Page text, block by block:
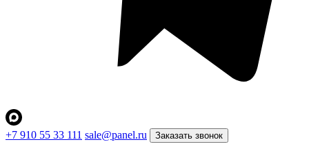
+7 910 55 33 111 sale@panel.ru Заказать звонок